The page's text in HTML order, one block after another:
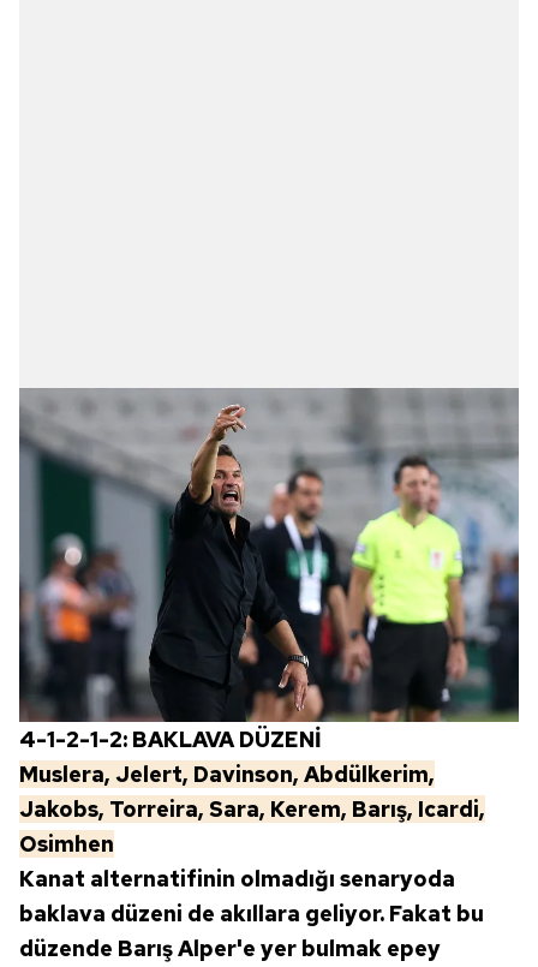
4-1-2-1-2: BAKLAVA DÜZENİ
Muslera, Jelert, Davinson, Abdülkerim,
Jakobs, Torreira, Sara, Kerem, Barış, Icardi,
Osimhen
Kanat alternatifinin olmadığı senaryoda
baklava düzeni de akıllara geliyor. Fakat bu
düzende Barış Alper'e yer bulmak epey